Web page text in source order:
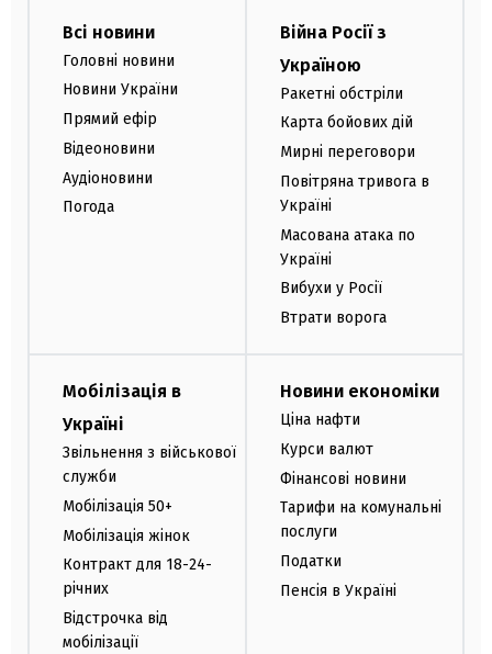
Всі новини
Головні новини
Новини України
Прямий ефір
Відеоновини
Аудіоновини
Погода
Війна Росії з
Україною
Ракетні обстріли
Карта бойових дій
Мирні переговори
Повітряна тривога в
Україні
Масована атака по
Україні
Вибухи у Росії
Втрати ворога
Мобілізація в
Україні
Звільнення з військової
служби
Мобілізація 50+
Мобілізація жінок
Контракт для 18-24-
річних
Відстрочка від
мобілізації
Новини економіки
Ціна нафти
Курси валют
Фінансові новини
Тарифи на комунальні
послуги
Податки
Пенсія в Україні